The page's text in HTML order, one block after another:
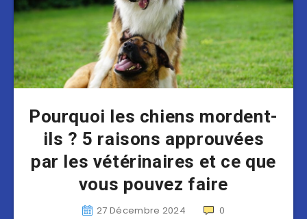
Pourquoi les chiens mordent-
ils ? 5 raisons approuvées
par les vétérinaires et ce que
vous pouvez faire
27 Décembre 2024 0